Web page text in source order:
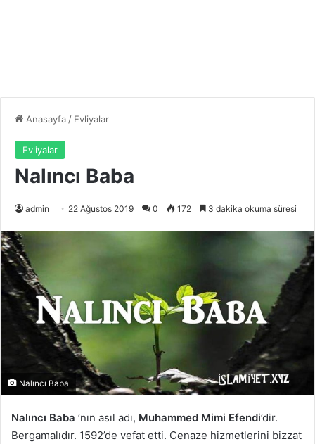
Anasayfa/ Evliyalar
Evliyalar
Nalıncı Baba
admin 22 Ağustos 2019 0 172 3 dakika okuma süresi
Nalıncı Baba
Nalıncı Baba ’nın asıl adı, Muhammed Mimi Efendi’dir.
Bergamalıdır. 1592’de vefat etti. Cenaze hizmetlerini bizzat